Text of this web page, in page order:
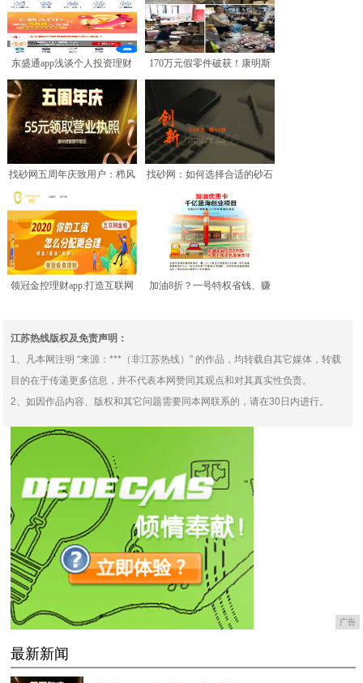
东盛通app浅谈个人投资理财
计划，是成功的第一步
170万元假零件破获！康明斯
联合重庆警方天天都是
找砂网五周年庆致用户：栉风
沐雨创业路 砥砺前行谱
找砂网：如何选择合适的砂石
生产厂家？
领冠金控理财app:打造互联网
加油8折？一号特权省钱、赚
江苏热线版权及免责声明：
1、凡本网注明 “来源：***（非江苏热线）” 的作品，均转载自其它媒体，转载
目的在于传递更多信息，并不代表本网赞同其观点和对其真实性负责。
2、如因作品内容、版权和其它问题需要同本网联系的，请在30日内进行。
广告
最新新闻